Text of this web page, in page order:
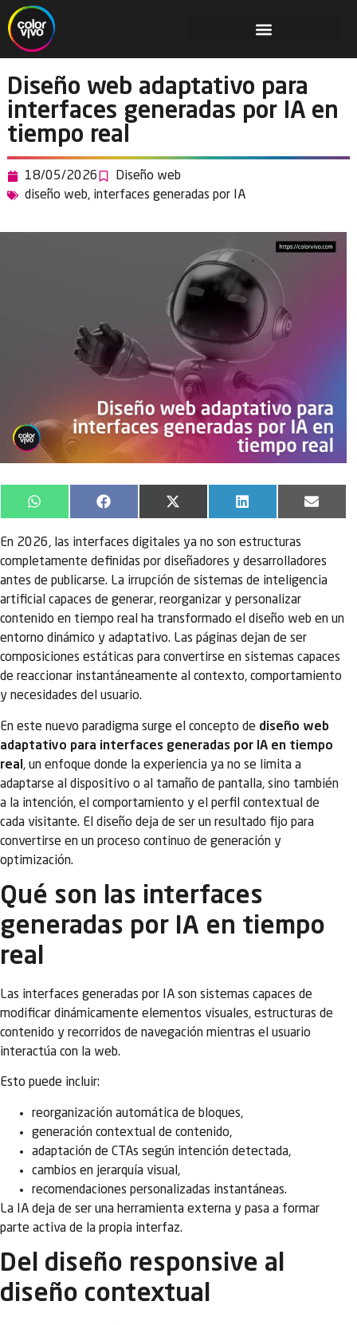
Diseño web adaptativo para
interfaces generadas por IA en
tiempo real
18/05/2026
Diseño web
diseño web, interfaces generadas por IA
WhatsApp Facebook
X
(Twitter)
LinkedIn Email
En 2026, las interfaces digitales ya no son estructuras
completamente definidas por diseñadores y desarrolladores
antes de publicarse. La irrupción de sistemas de inteligencia
artificial capaces de generar, reorganizar y personalizar
contenido en tiempo real ha transformado el diseño web en un
entorno dinámico y adaptativo. Las páginas dejan de ser
composiciones estáticas para convertirse en sistemas capaces
de reaccionar instantáneamente al contexto, comportamiento
y necesidades del usuario.
En este nuevo paradigma surge el concepto de diseño web
adaptativo para interfaces generadas por IA en tiempo
real , un enfoque donde la experiencia ya no se limita a
adaptarse al dispositivo o al tamaño de pantalla, sino también
a la intención, el comportamiento y el perfil contextual de
cada visitante. El diseño deja de ser un resultado fijo para
convertirse en un proceso continuo de generación y
optimización.
Qué son las interfaces
generadas por IA en tiempo
real
Las interfaces generadas por IA son sistemas capaces de
modificar dinámicamente elementos visuales, estructuras de
contenido y recorridos de navegación mientras el usuario
interactúa con la web.
Esto puede incluir:
reorganización automática de bloques,
generación contextual de contenido,
adaptación de CTAs según intención detectada,
cambios en jerarquía visual,
recomendaciones personalizadas instantáneas.
La IA deja de ser una herramienta externa y pasa a formar
parte activa de la propia interfaz.
Del diseño responsive al
diseño contextual